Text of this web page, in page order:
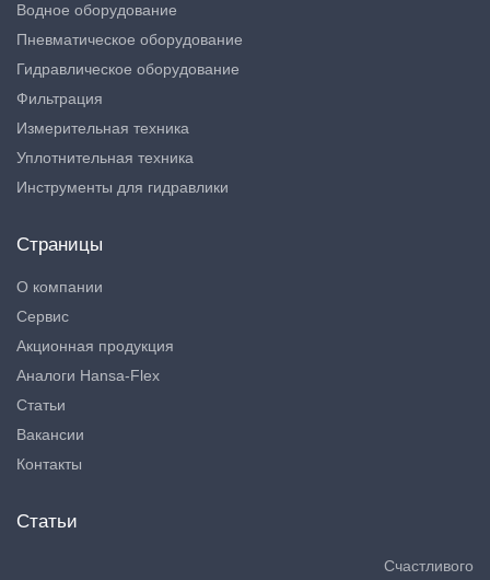
Водное оборудование
Пневматическое оборудование
Гидравлическое оборудование
Фильтрация
Измерительная техника
Уплотнительная техника
Инструменты для гидравлики
Страницы
О компании
Сервис
Акционная продукция
Аналоги Hansa-Flex
Статьи
Вакансии
Контакты
Статьи
Счастливого